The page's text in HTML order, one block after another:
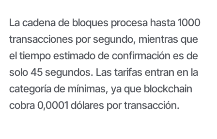
La cadena de bloques procesa hasta 1000
transacciones por segundo, mientras que
el tiempo estimado de confirmación es de
solo 45 segundos. Las tarifas entran en la
categoría de mínimas, ya que blockchain
cobra 0,0001 dólares por transacción.